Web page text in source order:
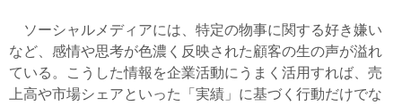
ソーシャルメディアには、特定の物事に関する好き嫌い
など、感情や思考が色濃く反映された顧客の生の声が溢れ
ている。こうした情報を企業活動にうまく活用すれば、売
上高や市場シェアといった「実績」に基づく行動だけでな